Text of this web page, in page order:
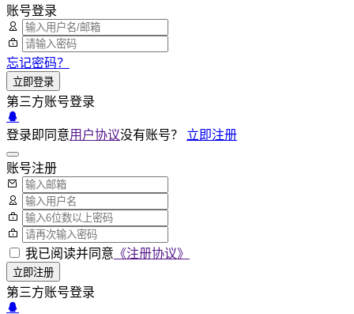
账号登录
忘记密码？
立即登录
第三方账号登录
登录即同意用户协议没有账号？ 立即注册
账号注册
我已阅读并同意 《注册协议》
立即注册
第三方账号登录